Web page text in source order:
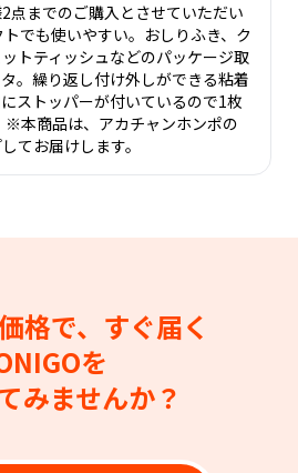
点までのご購入とさせていただい
でも使いやすい。おしりふき、ク
トティッシュなどのパッケージ取
。繰り返し付け外しができる粘着
ストッパーが付いているので1枚
※本商品は、アカチャンホンポの
てお届けします。
格で、すぐ届く
を
みませんか？